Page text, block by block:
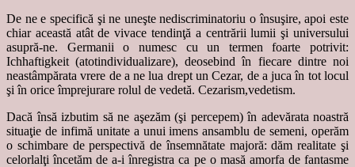
De ne e specifică şi ne uneşte nediscriminatoriu o însuşire, apoi este
chiar această atât de vivace tendinţă a centrării lumii şi universului
asupră-ne. Germanii o numesc cu un termen foarte potrivit:
Ichhaftigkeit (atotindividualizare), deosebind în fiecare dintre noi
neastâmpărata vrere de a ne lua drept un Cezar, de a juca în tot locul
şi în orice împrejurare rolul de vedetă. Cezarism,vedetism.
Dacă însă izbutim să ne aşezăm (şi percepem) în adevărata noastră
situaţie de infimă unitate a unui imens ansamblu de semeni, operăm
o schimbare de perspectivă de însemnătate majoră: dăm realitate şi
celorlalţi încetăm de a-i înregistra ca pe o masă amorfa de fantasme